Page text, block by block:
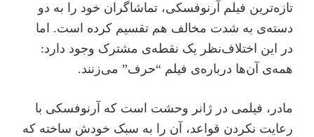
تازه‌ترین فیلم آرنوفسکی، تماشاگران خود را به دو
دسته‌ی به شدت مخالف هم تقسیم کرده است. اما
در این اختلاف‌نظر یک نقطه‌ی مشترک وجود دارد:
همه‌ی آن‌ها درباره‌ی فیلم “حرف” می‌زنند.
مادر، فیلمی در ژانر وحشت است که آرنوفسکی با
رعایت نکردن قواعد، آن را به سبک خودش ساخته که